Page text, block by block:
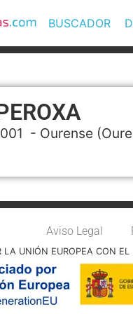
BUSCADOR
- Ourense
Aviso Legal
LA UNIÓN EUROPEA CON